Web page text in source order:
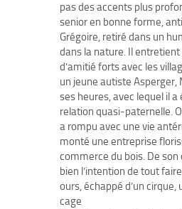
pas des accents plus
senior en bonne forme,
Grégoire, retiré dans un
dans la nature. Il entretient
d’amitié forts avec les
un jeune autiste Asperger,
ses heures, avec lequel il a
relation quasi-paternelle.
a rompu avec une vie
monté une entreprise
commerce du bois. De son
bien l’intention de tout
ours, échappé d’un cirque,
cage